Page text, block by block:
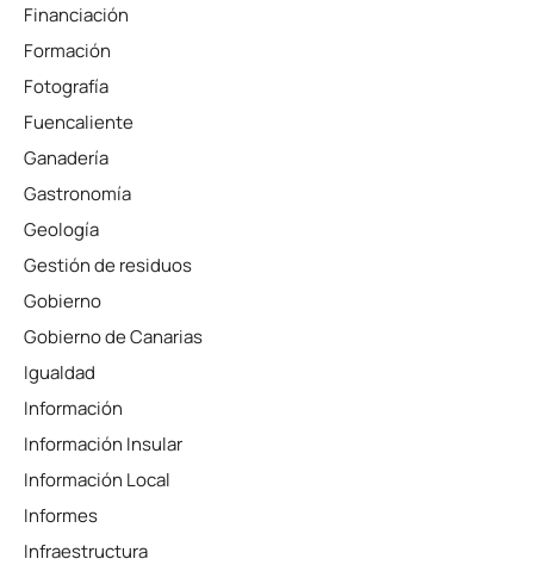
Financiación
Formación
Fotografía
Fuencaliente
Ganadería
Gastronomía
Geología
Gestión de residuos
Gobierno
Gobierno de Canarias
Igualdad
Información
Información Insular
Información Local
Informes
Infraestructura